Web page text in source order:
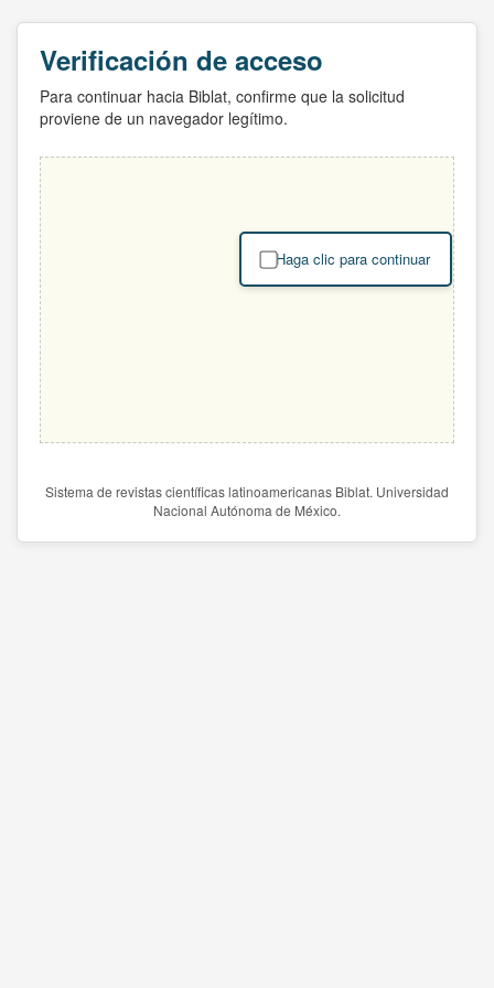
Verificación de acceso
Para continuar hacia Biblat, confirme que la solicitud
proviene de un navegador legítimo.
Haga clic para continuar
Sistema de revistas científicas latinoamericanas Biblat. Universidad
Nacional Autónoma de México.